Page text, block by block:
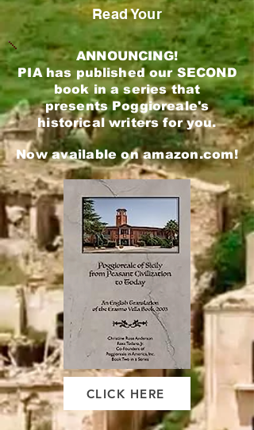
Read Your
ANNOUNCING!
PIA has published our SECOND
book in a series that
presentsPoggioreale's
historical writers for you.
Now available on amazon.com!
CLICK HERE